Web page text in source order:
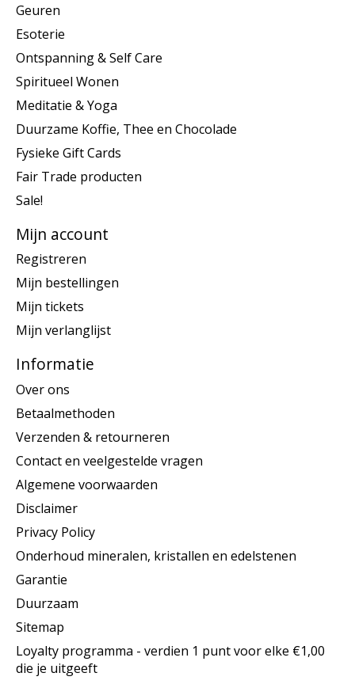
Geuren
Esoterie
Ontspanning & Self Care
Spiritueel Wonen
Meditatie & Yoga
Duurzame Koffie, Thee en Chocolade
Fysieke Gift Cards
Fair Trade producten
Sale!
Mijn account
Registreren
Mijn bestellingen
Mijn tickets
Mijn verlanglijst
Informatie
Over ons
Betaalmethoden
Verzenden & retourneren
Contact en veelgestelde vragen
Algemene voorwaarden
Disclaimer
Privacy Policy
Onderhoud mineralen, kristallen en edelstenen
Garantie
Duurzaam
Sitemap
Loyalty programma - verdien 1 punt voor elke €1,00
die je uitgeeft